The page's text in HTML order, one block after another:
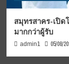
สมุทรสาคร-เปิด
มากกว่าผู้รับ
admin1 05/08/